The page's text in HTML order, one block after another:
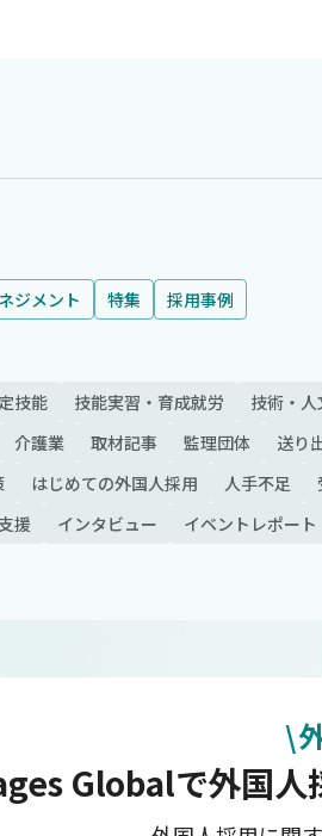
ジメント 特集 採用事例
技能 技能実習・育成就労 技術・
介護業 取材記事 監理団体 送り
はじめての外国人採用 人手不足
援 インタビュー イベントレポート
\
Globalで外国人